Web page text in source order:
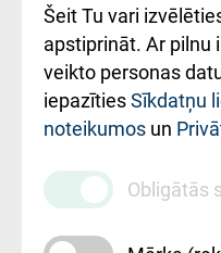
Rekvizīti un
ārstniecības
iestādes kods
010000234
Maksas
pakalpojumu
cenrādis
Šeit Tu vari
apstiprināt. Ar pilnu
veikto personas
iepazītiesSīkdatņu
noteikumos un
Obligātās